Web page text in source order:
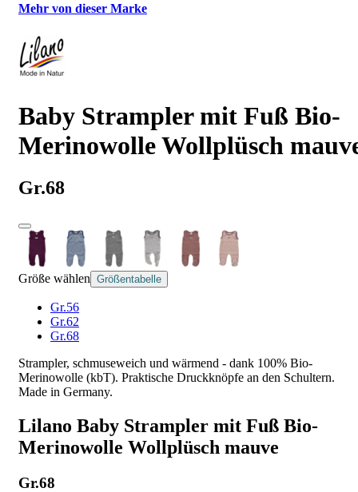
Mehr von dieser Marke
Baby Strampler mit Fuß Bio-
Merinowolle Wollplüsch
Gr.68
Größe wählen Größentabelle
Gr.56
Gr.62
Gr.68
Strampler, schmuseweich und wärmend - dank 100% Bio-
Merinowolle (kbT). Praktische Druckknöpfe an den Schultern.
Made in Germany.
Lilano Baby Strampler mit Fuß Bio-
Merinowolle Wollplüsch mauve
Gr.68